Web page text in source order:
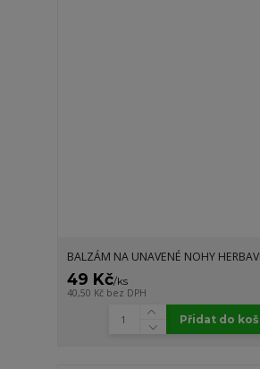
BALZÁM NA UNAVENÉ NOHY
49 Kč/ks
40,50 Kč bez DPH
Přidat do